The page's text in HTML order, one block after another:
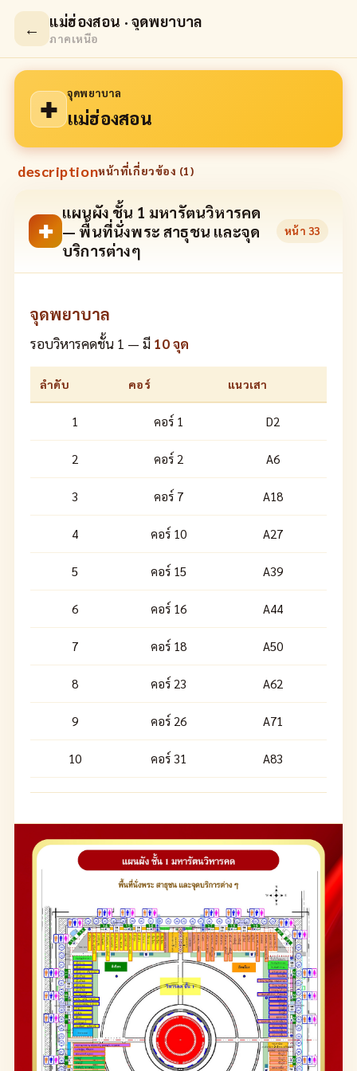
← แม่ฮ่องสอน · จุดพยาบาล
ภาคเหนือ
✚
จุดพยาบาล
แม่ฮ่องสอน
descriptionหน้าที่เกี่ยวข้อง (1)
✚
แผนผัง ชั้น 1 มหารัตนวิหารคด
— พื้นที่นั่งพระ สาธุชน และจุด
บริการต่างๆ
หน้า 33
จุดพยาบาล
รอบวิหารคดชั้น 1 — มี 10 จุด
ลำดับ คอร์ แนวเสา
1 คอร์ 1 D2
2 คอร์ 2 A6
3 คอร์ 7 A18
4 คอร์ 10 A27
5 คอร์ 15 A39
6 คอร์ 16 A44
7 คอร์ 18 A50
8 คอร์ 23 A62
9 คอร์ 26 A71
10 คอร์ 31 A83